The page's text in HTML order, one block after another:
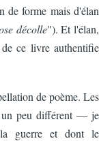
de forme mais d'élan
décolle"). Et l'élan,
ce livre authentifie
de poème. Les
un peu différent — je
guerre et dont le